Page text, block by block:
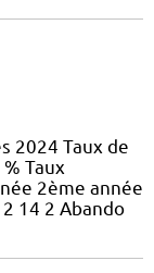
2024 Taux de
Taux
2ème année
14 2 Abando